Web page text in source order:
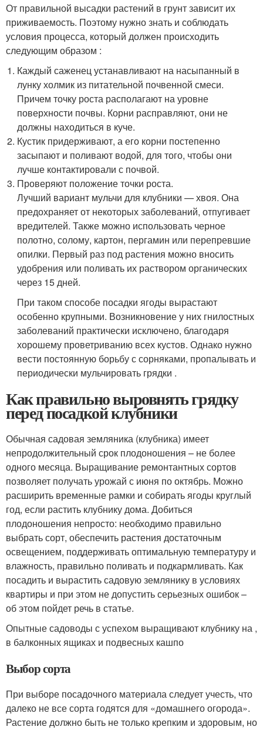
От правильной высадки растений в грунт зависит их
приживаемость. Поэтому нужно знать и соблюдать
условия процесса, который должен происходить
следующим образом :
Каждый саженец устанавливают на насыпанный в
лунку холмик из питательной почвенной смеси.
Причем точку роста располагают на уровне
поверхности почвы. Корни расправляют, они не
должны находиться в куче.
Кустик придерживают, а его корни постепенно
засыпают и поливают водой, для того, чтобы они
лучше контактировали с почвой.
Проверяют положение точки роста.
Лучший вариант мульчи для клубники — хвоя. Она
предохраняет от некоторых заболеваний, отпугивает
вредителей. Также можно использовать черное
полотно, солому, картон, пергамин или перепревшие
опилки. Первый раз под растения можно вносить
удобрения или поливать их раствором органических
через 15 дней.
При таком способе посадки ягоды вырастают
особенно крупными. Возникновение у них гнилостных
заболеваний практически исключено, благодаря
хорошему проветриванию всех кустов. Однако нужно
вести постоянную борьбу с сорняками, пропалывать и
периодически мульчировать грядки .
Как правильно выровнять грядку
перед посадкой клубники
Обычная садовая земляника (клубника) имеет
непродолжительный срок плодоношения – не более
одного месяца. Выращивание ремонтантных сортов
позволяет получать урожай с июня по октябрь. Можно
расширить временные рамки и собирать ягоды круглый
год, если растить клубнику дома. Добиться
плодоношения непросто: необходимо правильно
выбрать сорт, обеспечить растения достаточным
освещением, поддерживать оптимальную температуру и
влажность, правильно поливать и подкармливать. Как
посадить и вырастить садовую землянику в условиях
квартиры и при этом не допустить серьезных ошибок –
об этом пойдет речь в статье.
Опытные садоводы с успехом выращивают клубнику на ,
в балконных ящиках и подвесных кашпо
Выбор сорта
При выборе посадочного материала следует учесть, что
далеко не все сорта годятся для «домашнего огорода».
Растение должно быть не только крепким и здоровым, но